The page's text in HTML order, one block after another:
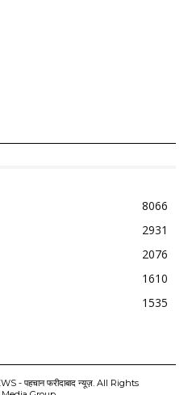
8066
2931
2076
1610
1535
- पहचान फरीदाबाद न्यूज़. All Rights